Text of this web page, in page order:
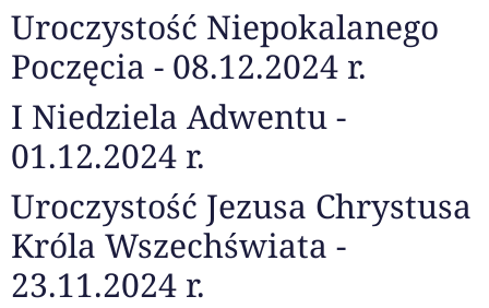
Uroczystość Niepokalanego
Poczęcia - 08.12.2024 r.
I Niedziela Adwentu -
01.12.2024 r.
Uroczystość Jezusa Chrystusa
Króla Wszechświata -
23.11.2024 r.